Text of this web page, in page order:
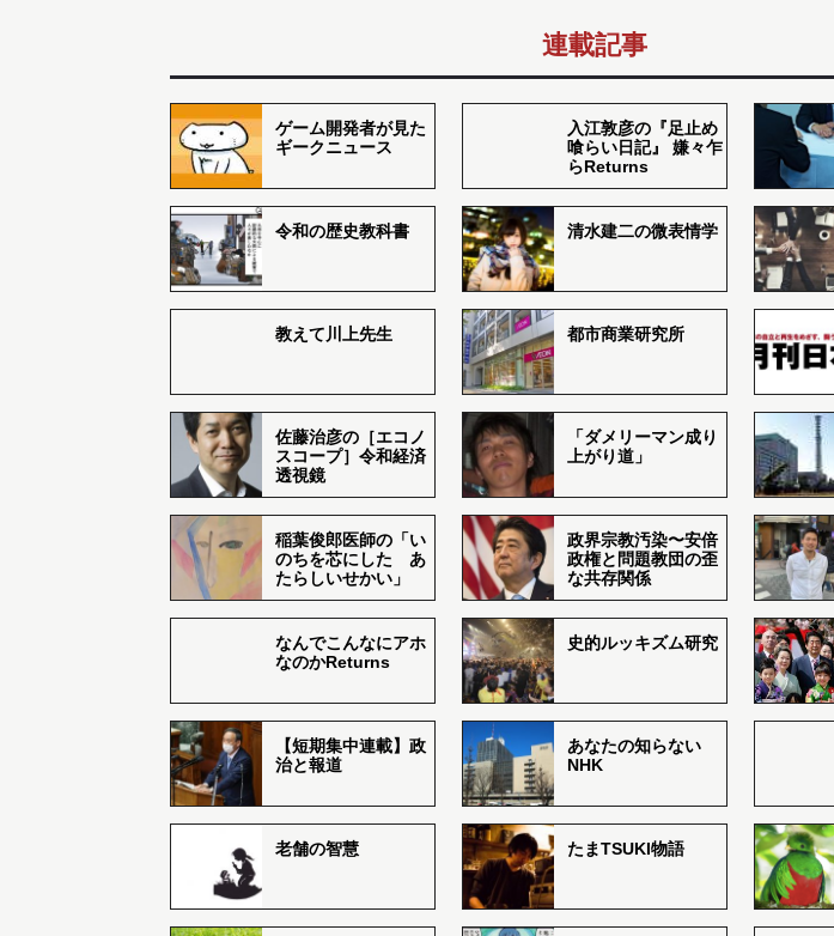
連載記事
ゲーム開発者が見た
ギークニュース
入江敦彦の『足止め
喰らい日記』 嫌々乍
らReturns
令和の歴史教科書 清水建二の微表情学
教えて川上先生 都市商業研究所
佐藤治彦の［エコノ
スコープ］令和経済
透視鏡
「ダメリーマン成り
上がり道」
稲葉俊郎医師の「い
のちを芯にした あ
たらしいせかい」
政界宗教汚染〜安倍
政権と問題教団の歪
な共存関係
なんでこんなにアホ
なのかReturns
史的ルッキズム研究
【短期集中連載】政
治と報道
あなたの知らない
NHK
老舗の智慧 たまTSUKI物語